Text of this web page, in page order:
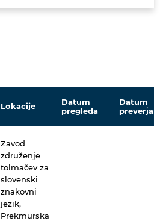
Lokacije
Datum
pregleda
Datum
Zavod
združenje
tolmačev za
slovenski
znakovni
jezik,
Prekmurska